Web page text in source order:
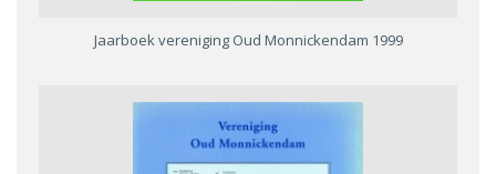
Jaarboek vereniging Oud Monnickendam 1999